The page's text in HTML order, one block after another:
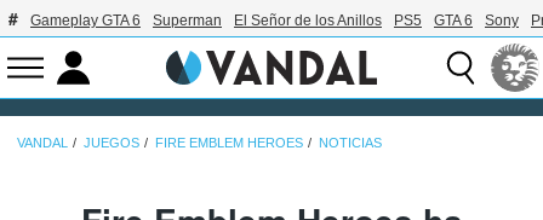
Gameplay GTA 6 Superman El Señor de los Anillos PS5 GTA 6 Sony
VANDAL JUEGOS FIRE EMBLEM HEROES NOTICIAS